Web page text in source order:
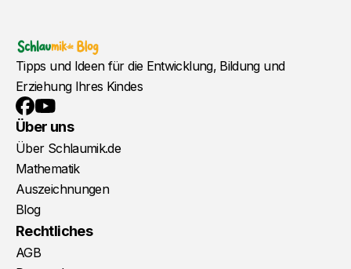
Tipps und Ideen für die Entwicklung, Bildung und
Erziehung Ihres Kindes
Facebook
YouTube
Über uns
Über Schlaumik.de
Mathematik
Auszeichnungen
Blog
Rechtliches
AGB